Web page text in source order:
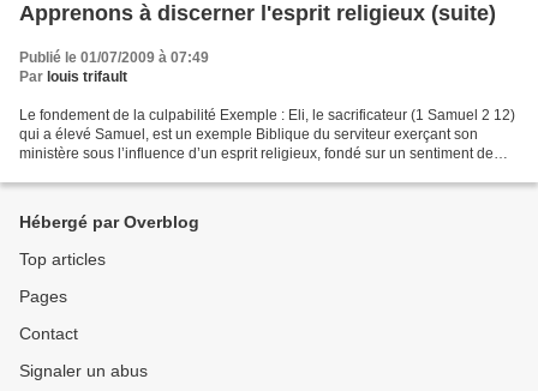
Apprenons à discerner l'esprit religieux (suite)
Publié le 01/07/2009 à 07:49
Par louis trifault
Le fondement de la culpabilité Exemple : Eli, le sacrificateur (1 Samuel 2 12)
qui a élevé Samuel, est un exemple Biblique du serviteur exerçant son
ministère sous l’influence d’un esprit religieux, fondé sur un sentiment de
Hébergé par Overblog
Top articles
Pages
Contact
Signaler un abus